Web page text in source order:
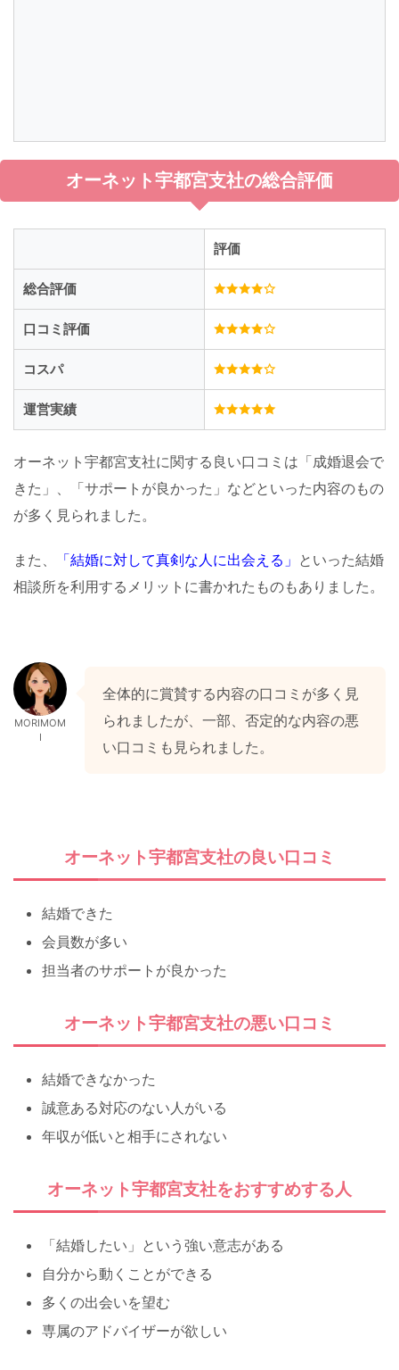
オーネット宇都宮支社の総合評価
評価
総合評価
口コミ評価
コスパ
運営実績
オーネット宇都宮支社に関する良い口コミは「成婚退会で
きた」、「サポートが良かった」などといった内容のもの
が多く見られました。
また、 「結婚に対して真剣な人に出会える」 といった結婚
相談所を利用するメリットに書かれたものもありました。
MORIMOM
I
全体的に賞賛する内容の口コミが多く見
られましたが、一部、否定的な内容の悪
い口コミも見られました。
オーネット宇都宮支社の良い口コミ
結婚できた
会員数が多い
担当者のサポートが良かった
オーネット宇都宮支社の悪い口コミ
結婚できなかった
誠意ある対応のない人がいる
年収が低いと相手にされない
オーネット宇都宮支社をおすすめする人
「結婚したい」という強い意志がある
自分から動くことができる
多くの出会いを望む
専属のアドバイザーが欲しい